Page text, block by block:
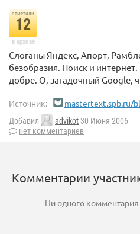
отметили
12
в архиве
Слоганы Яндекс, Апорт,
безобразия. Поиск и
добре. О, загадочный Google,
Источник: mastertext.spb.ru/
Добавил advikot 30 Июня 2006
нет комментариев
Комментарии
Ни одного